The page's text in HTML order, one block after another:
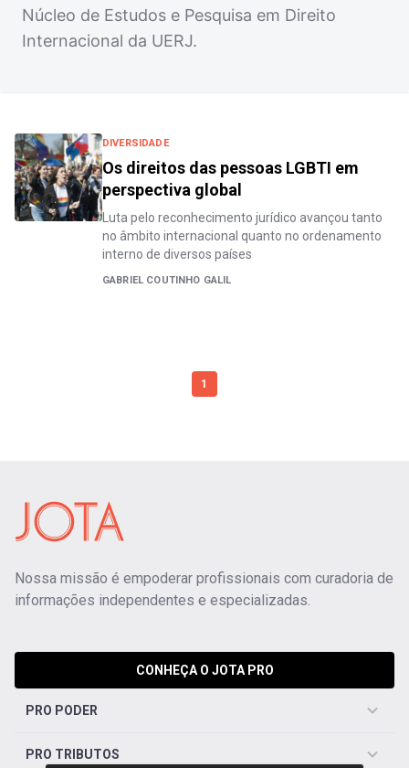
Núcleo de Estudos e Pesquisa em Direito
Internacional da UERJ.
DIVERSIDADE
Os direitos das pessoas LGBTI em
perspectiva global
Luta pelo reconhecimento jurídico avançou tanto
no âmbito internacional quanto no ordenamento
interno de diversos países
GABRIEL COUTINHO GALIL
1
Nossa missão é empoderar profissionais com curadoria de
informações independentes e especializadas.
CONHEÇA O JOTA PRO
PRO PODER
PRO TRIBUTOS